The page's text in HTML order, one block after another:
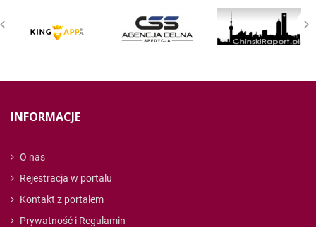
INFORMACJE
O nas
Rejestracja w portalu
Kontakt z portalem
Prywatność i Regulamin